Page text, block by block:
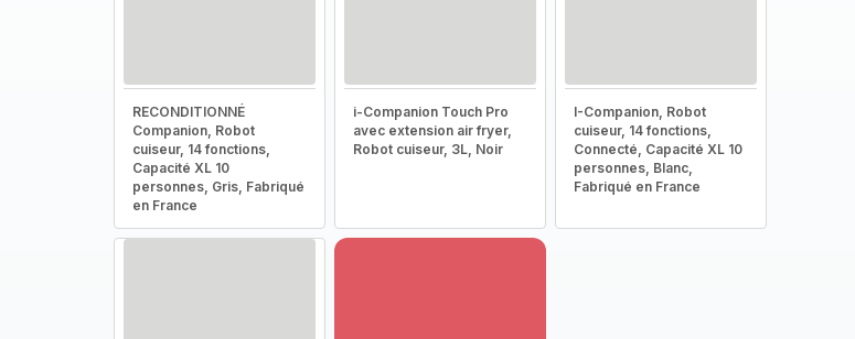
RECONDITIONNÉ
Companion, Robot
cuiseur, 14 fonctions,
Capacité XL 10
personnes, Gris, Fabriqué
en France
i-Companion Touch Pro
avec extension air fryer,
Robot cuiseur, 3L, Noir
I-Companion, Robot
cuiseur, 14 fonctions,
Connecté, Capacité XL 10
personnes, Blanc,
Fabriqué en France